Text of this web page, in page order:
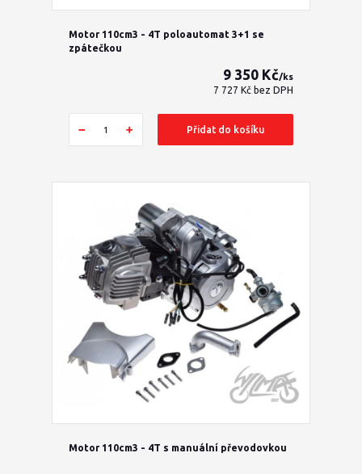
Motor 110cm3 - 4T poloautomat 3+1 se
zpátečkou
9 350 Kč/ks
7 727 Kč bez DPH
Přidat do košíku
Motor 110cm3 - 4T s manuální převodovkou